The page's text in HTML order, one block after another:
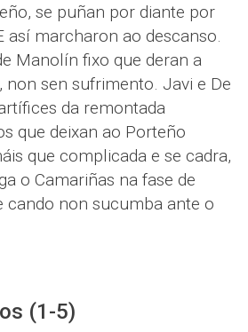
se puñan por diante por
así marcharon ao descanso.
Manolín fixo que deran a
non sen sufrimento. Javi e De
da remontada
que deixan ao Porteño
que complicada e se cadra,
o Camariñas na fase de
cando non sucumba ante o
(1-5)